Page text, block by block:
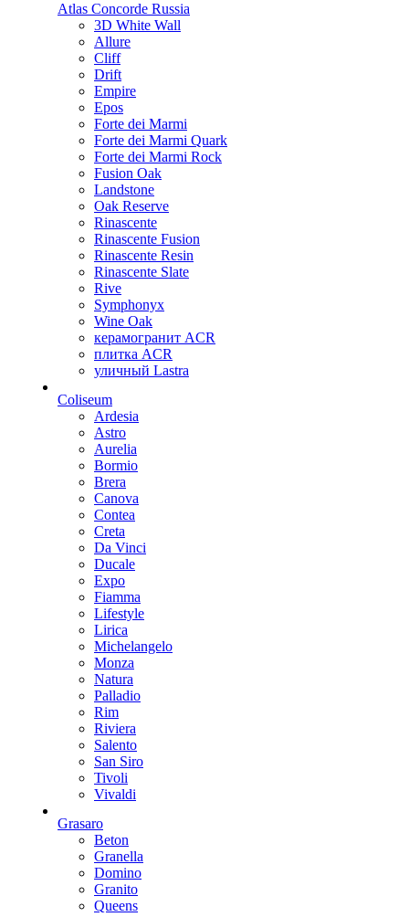
Atlas Concorde Russia
3D White Wall
Allure
Cliff
Drift
Empire
Epos
Forte dei Marmi
Forte dei Marmi Quark
Forte dei Marmi Rock
Fusion Oak
Landstone
Oak Reserve
Rinascente
Rinascente Fusion
Rinascente Resin
Rinascente Slate
Rive
Symphonyx
Wine Oak
керамогранит ACR
плитка ACR
уличный Lastra
Coliseum
Ardesia
Astro
Aurelia
Bormio
Brera
Canova
Contea
Creta
Da Vinci
Ducale
Expo
Fiamma
Lifestyle
Lirica
Michelangelo
Monza
Natura
Palladio
Rim
Riviera
Salento
San Siro
Tivoli
Vivaldi
Grasaro
Beton
Granella
Domino
Granito
Queens